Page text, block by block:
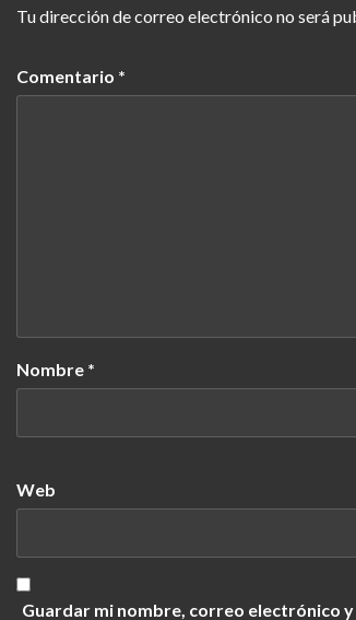
Tu dirección de correo electrónico no será
Comentario *
Nombre *
Web
Guardar mi nombre, correo electrónico